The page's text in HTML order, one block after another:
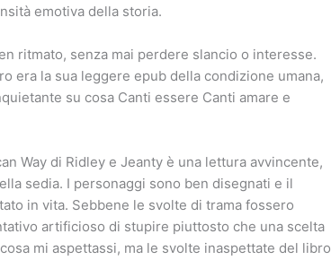
emotiva della storia.
ritmato, senza mai perdere slancio o interesse.
era la sua leggere epub della condizione umana,
su cosa Canti essere Canti amare e
Way di Ridley e Jeanty è una lettura avvincente,
sedia. I personaggi sono ben disegnati e il
in vita. Sebbene le svolte di trama fossero
artificioso di stupire piuttosto che una scelta
mi aspettassi, ma le svolte inaspettate del libro